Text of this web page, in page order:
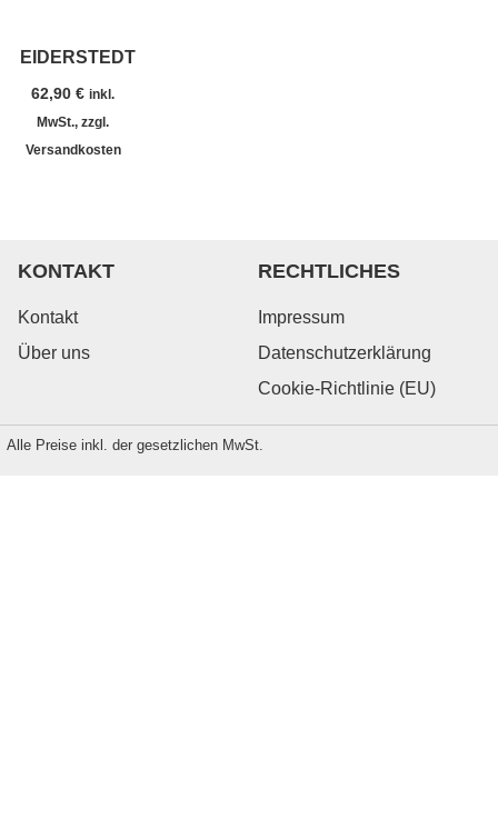
EIDERSTEDT
62,90€ inkl.
MwSt., zzgl.
Versandkosten
KONTAKT
Kontakt
Über uns
RECHTLICHES
Impressum
Datenschutzerklärung
Cookie-Richtlinie (EU)
Alle Preise inkl. der gesetzlichen MwSt.